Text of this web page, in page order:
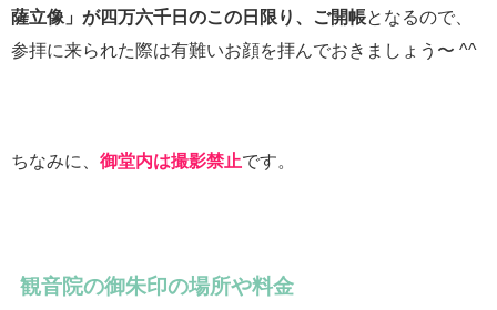
薩立像」が四万六千日のこの日限り、ご開帳となるので、
参拝に来られた際は有難いお顔を拝んでおきましょう〜 ^^
ちなみに、 御堂内は撮影禁止です。
観音院の御朱印の場所や料金